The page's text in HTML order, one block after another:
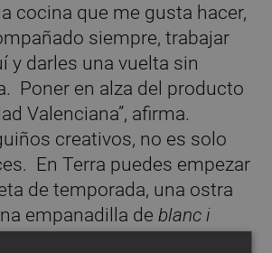
cocina que me gusta hacer,
siempre, trabajar
y darles una vuelta sin
Poner en alza del producto
Valenciana”, afirma.
creativos, no es solo
En Terra puedes empezar
de temporada, una ostra
empanadilla deblanc i